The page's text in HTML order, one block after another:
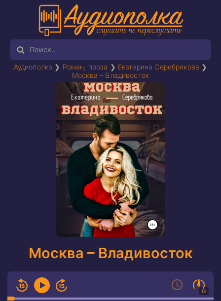
Аудиополка ❯ Роман, проза ❯ Екатерина Серебрякова ❯
Москва – Владивосток
Москва – Владивосток
1X